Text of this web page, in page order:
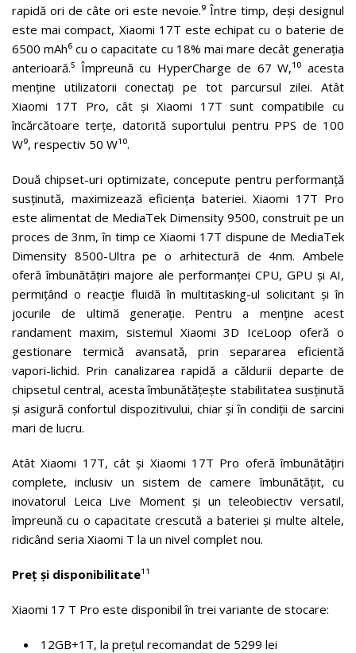
rapidă ori de câte ori este nevoie.⁹ Între timp, deși designul
este mai compact, Xiaomi 17T este echipat cu o baterie de
6500 mAh⁶ cu o capacitate cu 18% mai mare decât generația
anterioară.⁵ Împreună cu HyperCharge de 67 W,¹⁰ acesta
menține utilizatorii conectați pe tot parcursul zilei. Atât
Xiaomi 17T Pro, cât și Xiaomi 17T sunt compatibile cu
încărcătoare terțe, datorită suportului pentru PPS de 100
W⁹, respectiv 50 W¹⁰.
Două chipset-uri optimizate, concepute pentru performanță
susținută, maximizează eficiența bateriei. Xiaomi 17T Pro
este alimentat de MediaTek Dimensity 9500, construit pe un
proces de 3nm, în timp ce Xiaomi 17T dispune de MediaTek
Dimensity 8500-Ultra pe o arhitectură de 4nm. Ambele
oferă îmbunătățiri majore ale performanței CPU, GPU și AI,
permițând o reacție fluidă în multitasking-ul solicitant și în
jocurile de ultimă generație. Pentru a menține acest
randament maxim, sistemul Xiaomi 3D IceLoop oferă o
gestionare termică avansată, prin separarea eficientă
vapori-lichid. Prin canalizarea rapidă a căldurii departe de
chipsetul central, acesta îmbunătățește stabilitatea susținută
și asigură confortul dispozitivului, chiar și în condiții de sarcini
mari de lucru.
Atât Xiaomi 17T, cât și Xiaomi 17T Pro oferă îmbunătățiri
complete, inclusiv un sistem de camere îmbunătățit, cu
inovatorul Leica Live Moment și un teleobiectiv versatil,
împreună cu o capacitate crescută a bateriei și multe altele,
ridicând seria Xiaomi T la un nivel complet nou.
Preț și disponibilitate¹¹
Xiaomi 17 T Pro este disponibil în trei variante de stocare:
12GB+1T, la prețul recomandat de 5299 lei